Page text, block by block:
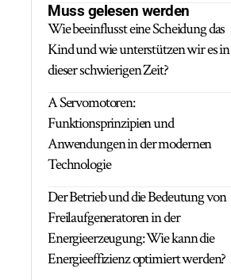
Muss gelesen werden
Wie beeinflusst eine Scheidung das
Kind und wie unterstützen wir es in
dieser schwierigen Zeit?
A Servomotoren:
Funktionsprinzipien und
Anwendungen in der modernen
Technologie
Der Betrieb und die Bedeutung von
Freilaufgeneratoren in der
Energieerzeugung: Wie kann die
Energieeffizienz optimiert werden?